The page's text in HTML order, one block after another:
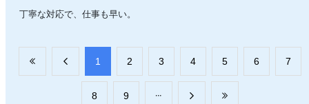
丁寧な対応で、仕事も早い。
​1 ​2 ​3 ​4 ​5 ​6 ​7
​8 ​9